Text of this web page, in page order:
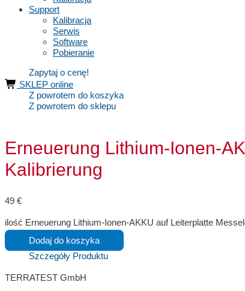
Support
Kalibracja
Serwis
Software
Pobieranie
Zapytaj o cenę!
SKLEP online
Z powrotem do koszyka
Z powrotem do sklepu
Erneuerung Lithium-Ionen-
Kalibrierung
49 €
ilość Erneuerung Lithium-Ionen-AKKU auf Leiterplatte
Dodaj do koszyka
Szczegóły Produktu
TERRATEST GmbH